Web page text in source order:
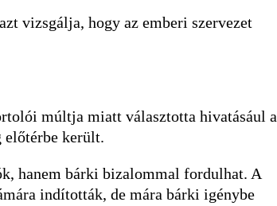
vizsgálja, hogy az emberi szervezet
múltja miatt választotta hivatásául a
előtérbe került.
hanem bárki bizalommal fordulhat. A
indították, de mára bárki igénybe